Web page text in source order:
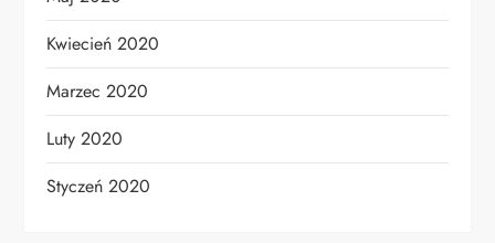
Kwiecień 2020
Marzec 2020
Luty 2020
Styczeń 2020